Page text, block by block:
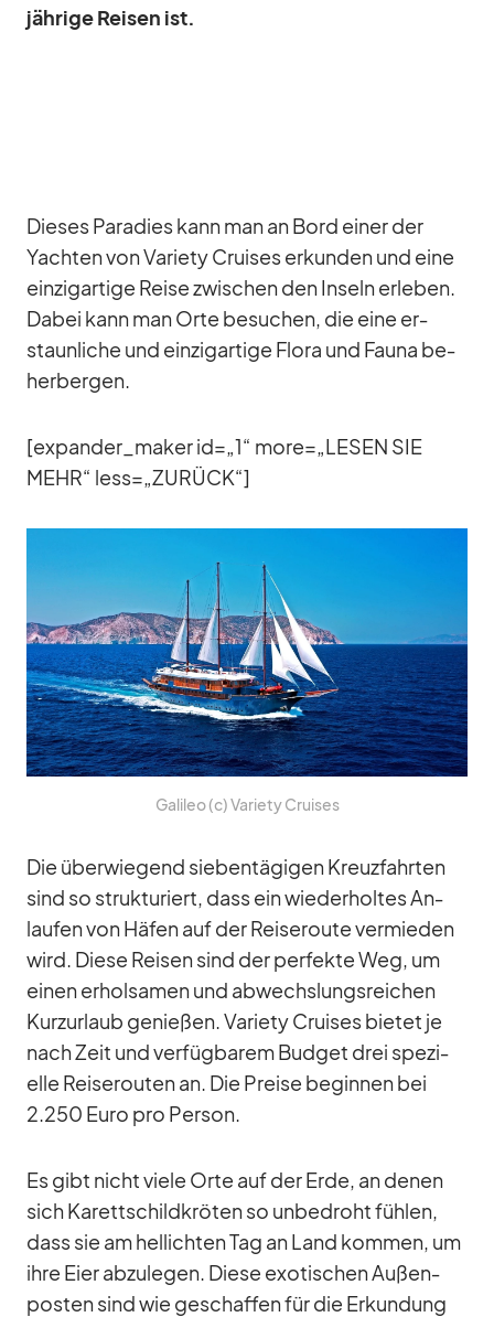
jäh­rige Rei­sen ist.
Die­ses Pa­ra­dies kann man an Bord ei­ner der
Yach­ten von Va­riety Crui­ses er­kun­den und eine
ein­zig­ar­tige Reise zwi­schen den In­seln er­le­ben.
Da­bei kann man Orte be­su­chen, die eine er­
staun­li­che und ein­zig­ar­tige Flora und Fauna be­
her­ber­gen.
[expander_​maker id=„1“ more=„LESEN SIE
MEHR“ less=„ZURÜCK“]
Ga­li­leo (c) Va­riety Crui­ses
Die über­wie­gend sie­ben­tä­gi­gen Kreuz­fahr­ten
sind so struk­tu­riert, dass ein wie­der­hol­tes An­
lau­fen von Hä­fen auf der Rei­se­route ver­mie­den
wird. Diese Rei­sen sind der per­fekte Weg, um
ei­nen er­hol­sa­men und ab­wechs­lungs­rei­chen
Kurz­ur­laub ge­nie­ßen. Va­riety Crui­ses bie­tet je
nach Zeit und ver­füg­ba­rem Bud­get drei spe­zi­
elle Rei­se­rou­ten an. Die Preise be­gin­nen bei
2.250 Euro pro Per­son.
Es gibt nicht viele Orte auf der Erde, an de­nen
sich Ka­rett­schild­krö­ten so un­be­droht füh­len,
dass sie am hel­lich­ten Tag an Land kom­men, um
ihre Eier ab­zu­le­gen. Diese exo­ti­schen Au­ßen­
pos­ten sind wie ge­schaf­fen für die Er­kun­dung